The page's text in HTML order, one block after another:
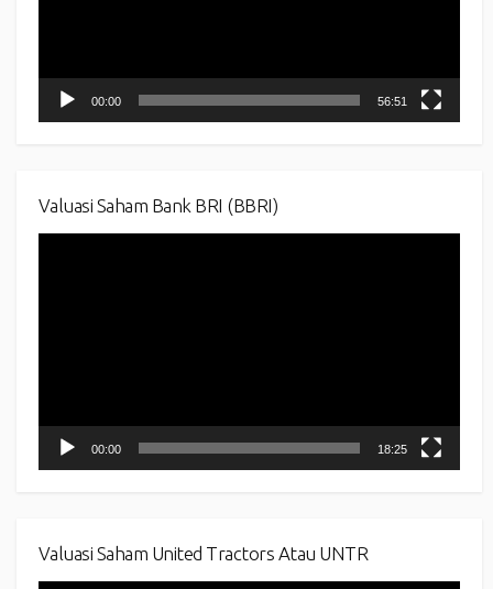
00:00 56:51
Valuasi Saham Bank BRI (BBRI)
00:00 18:25
Valuasi Saham United Tractors Atau UNTR